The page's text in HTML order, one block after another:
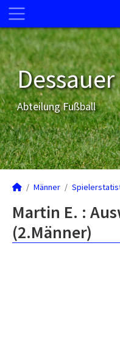
Dessauer
Abteilung Fußball
Männer
Martin E. :
(2.Männer)